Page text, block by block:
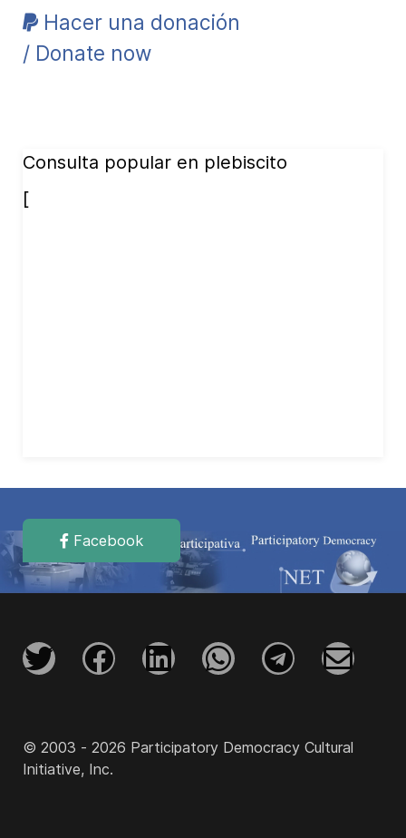
Hacer una donación
/ Donate now
Consulta popular en plebiscito
[
Facebook
© 2003 - 2026 Participatory Democracy Cultural
Initiative, Inc.